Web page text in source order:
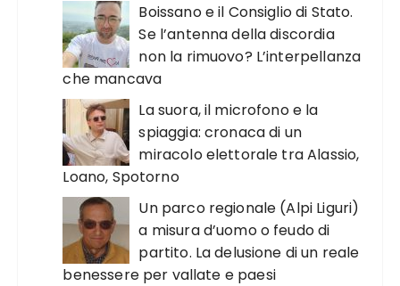
Boissano e il Consiglio di Stato.
Se l’antenna della discordia
non la rimuovo? L’interpellanza
che mancava
La suora, il microfono e la
spiaggia: cronaca di un
miracolo elettorale tra Alassio,
Loano, Spotorno
Un parco regionale (Alpi Liguri)
a misura d’uomo o feudo di
partito. La delusione di un reale
benessere per vallate e paesi